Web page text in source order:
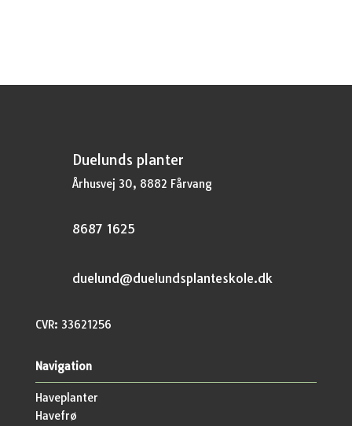
Duelunds planter
Århusvej 30, 8882 Fårvang
8687 1625
duelund@duelundsplanteskole.dk
CVR: 33621256
Navigation
Haveplanter
Havefrø